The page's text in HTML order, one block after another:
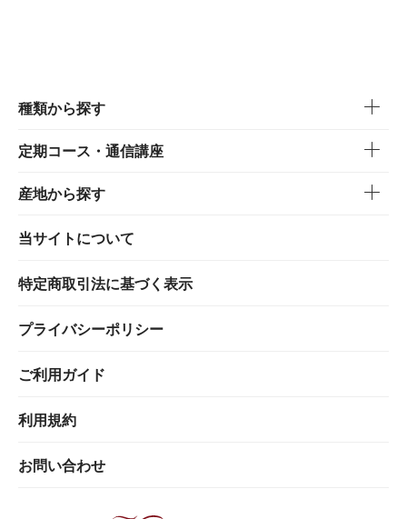
種類から探す
定期コース・通信講座
産地から探す
当サイトについて
特定商取引法に基づく表示
プライバシーポリシー
ご利用ガイド
利用規約
お問い合わせ